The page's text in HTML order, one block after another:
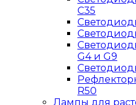
C35
G4 и G9
R50
Лампы для